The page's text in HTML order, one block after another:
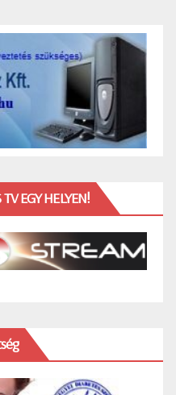
EGY HELYEN!